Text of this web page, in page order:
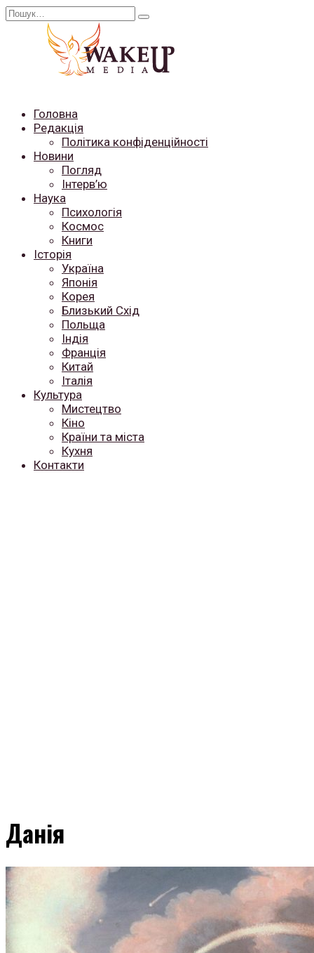
Перейти
Search
Головна
Редакція
Політика конфіденційності
Новини
Погляд
Інтерв’ю
Наука
Психологія
Космос
Книги
Історія
Україна
Японія
Корея
Близький Схід
Польща
Індія
Франція
Китай
Італія
Культура
Мистецтво
Кіно
Країни та міста
Кухня
Контакти
Данія